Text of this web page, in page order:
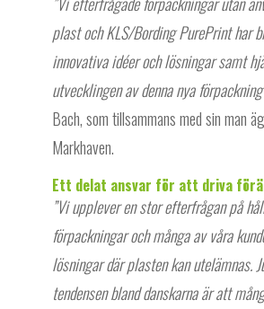
plast och KLS/Bording PurePrint har
innovativa idéer och lösningar samt
utvecklingen av denna nya
Bach, som tillsammans med sin man
Markhaven.
Ett delat ansvar för att driva
”Vi upplever en stor efterfrågan på
förpackningar och många av våra
lösningar där plasten kan utelämnas.
tendensen bland danskarna är att